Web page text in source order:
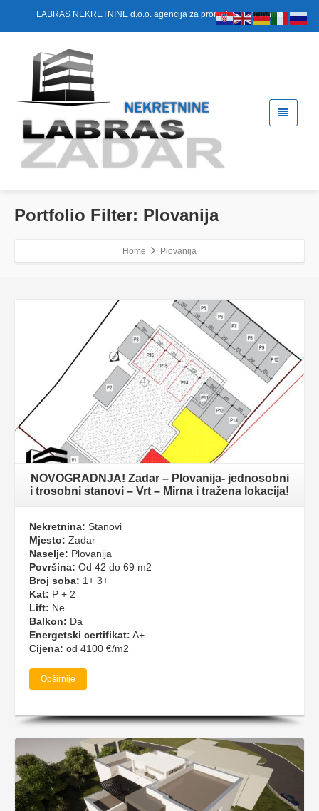
LABRAS NEKRETNINE d.o.o. agencija za promet nekretninama
Portfolio Filter: Plovanija
Home Plovanija
NOVOGRADNJA! Zadar – Plovanija- jednosobni
i trosobni stanovi – Vrt – Mirna i tražena lokacija!
Nekretnina: Stanovi
Mjesto: Zadar
Naselje: Plovanija
Površina: Od 42 do 69 m2
Broj soba: 1+ 3+
Kat: P + 2
Lift: Ne
Balkon: Da
Energetski certifikat: A+
Cijena: od 4100 €/m2
Opširnije